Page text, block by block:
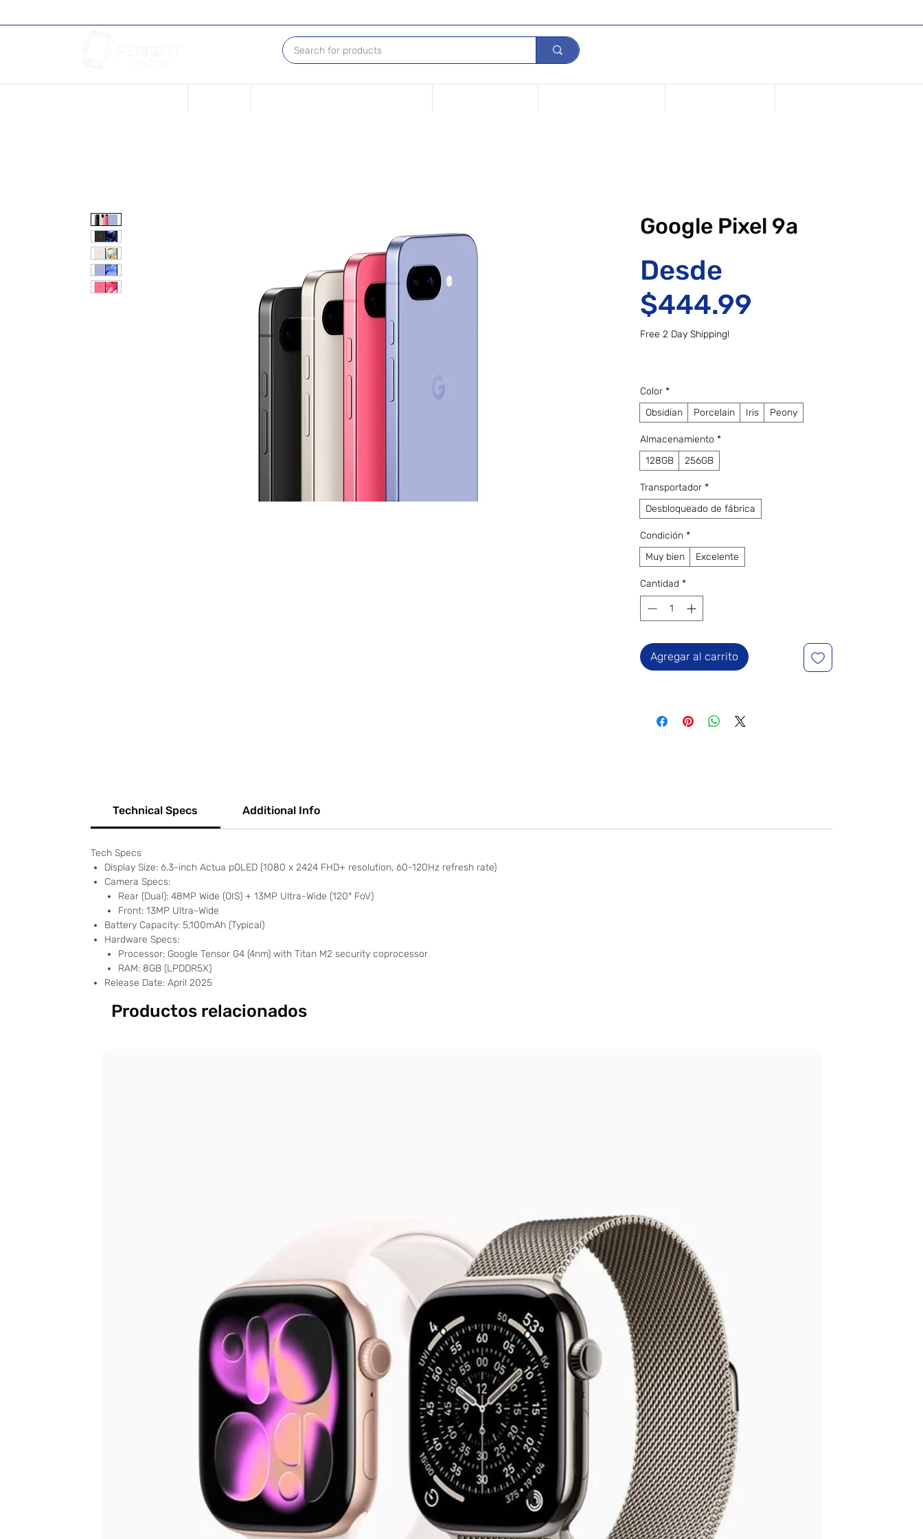
Google Pixel 9a
Desde
$444.99
Free 2 Day Shipping!
Color *
Obsidian
Porcelain Iris Peony
Almacenamiento *
128GB
256GB
Transportador *
Desbloqueado de fábrica
Condición *
Muy bien
Excelente
Cantidad *
Agregar al carrito
Technical Specs Additional Info
Tech Specs
Display Size: 6.3-inch Actua pOLED (1080 x 2424 FHD+ resolution, 60-120Hz refresh rate)
Camera Specs:
Rear (Dual): 48MP Wide (OIS) + 13MP Ultra-Wide (120° FoV)
Front: 13MP Ultra-Wide
Battery Capacity: 5,100mAh (Typical)
Hardware Specs:
Processor: Google Tensor G4 (4nm) with Titan M2 security coprocessor
RAM: 8GB (LPDDR5X)
Release Date: April 2025
Productos relacionados